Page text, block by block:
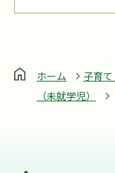
ホーム 子育
（未就学児）